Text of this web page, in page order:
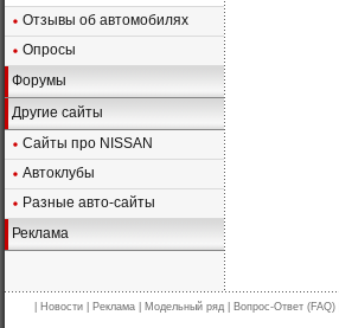
Отзывы об автомобилях
Опросы
Форумы
Другие сайты
Сайты про NISSAN
Автоклубы
Разные авто-сайты
Реклама
Новости Реклама Модельный ряд Вопрос-Ответ (FAQ)